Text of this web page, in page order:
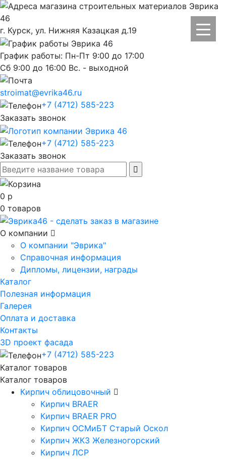
г. Курск, ул. Нижняя Казацкая д.19
График работы: Пн-Пт 9:00 до 17:00
Сб 9:00 до 16:00 Вс. - выходной
stroimat@evrika46.ru
+7 (4712) 585-223
Заказать звонок
+7 (4712) 585-223
Заказать звонок
0 р
0 товаров
О компании
О компании "Эврика"
Справочная информация
Дипломы, лицензии, награды
Каталог
Полезная информация
Галерея
Оплата и доставка
Контакты
3D проект фасада
+7 (4712) 585-223
Каталог товаров
Каталог товаров
Кирпич облицовочный
Кирпич BRAER
Кирпич BRAER PRO
Кирпич ОСМиБТ Старый Оскол
Кирпич ЖКЗ Железногорский
Кирпич ЛСР